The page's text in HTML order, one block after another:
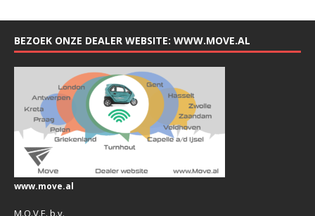
BEZOEK ONZE DEALER WEBSITE: WWW.MOVE.AL
www.move.al
M.O.V.E. b.v.